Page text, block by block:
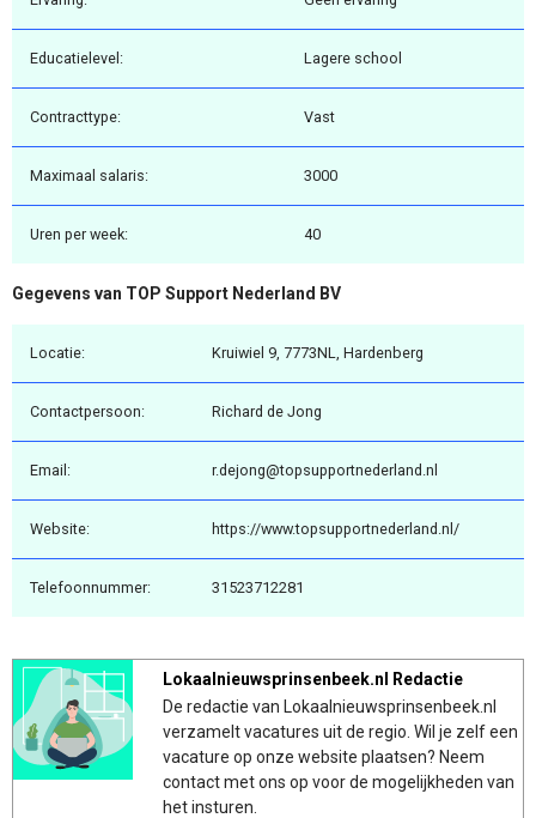
Educatielevel: Lagere school
Contracttype: Vast
Maximaal salaris: 3000
Uren per week: 40
Gegevens van TOP Support Nederland BV
Locatie: Kruiwiel 9, 7773NL, Hardenberg
Contactpersoon: Richard de Jong
Email: r.dejong@topsupportnederland.nl
Website: https://www.topsupportnederland.nl/
Telefoonnummer: 31523712281
Lokaalnieuwsprinsenbeek.nl Redactie
De redactie van Lokaalnieuwsprinsenbeek.nl
verzamelt vacatures uit de regio. Wil je zelf een
vacature op onze website plaatsen? Neem
contact met ons op voor de mogelijkheden van
het insturen.